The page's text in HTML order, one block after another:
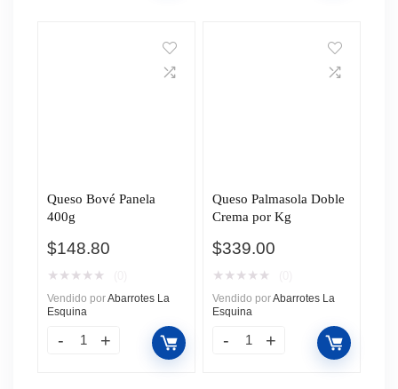
Queso Bové Panela
400g
$148.80
★ ★ ★ ★ ★
Vendido porAbarrotes La
Esquina
Queso Palmasola Doble
Crema por Kg
$339.00
★ ★ ★ ★ ★
Vendido porAbarrotes La
Esquina